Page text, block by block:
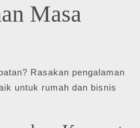
Masa
Rasakan pengalaman
untuk rumah dan bisnis